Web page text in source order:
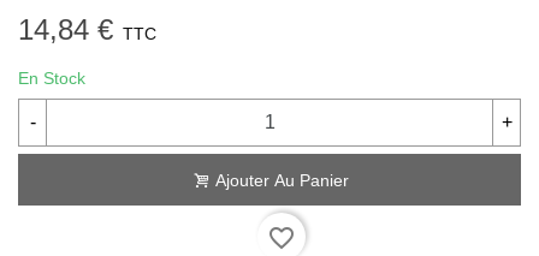
14,84 € TTC
En Stock
- +
Ajouter Au Panier
favorite_border